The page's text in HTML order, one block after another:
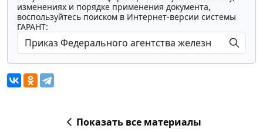
изменениях и порядке применения документа,
воспользуйтесь поиском в Интернет-версии системы
ГАРАНТ:
Показать все материалы